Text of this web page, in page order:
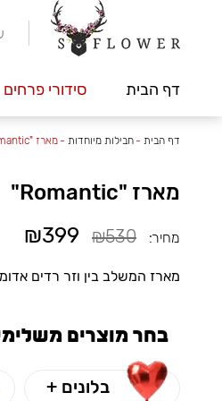
דף הבית סידורי פרחים
דף הבית -חבילות מיוחדות -מארז "Romantic"
מארז "Romantic"
מחיר: ₪530
₪399
מארז המשלב בין וזר רדים
בחר מוצרים
בלונים +